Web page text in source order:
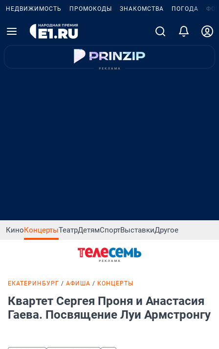
НЕДВИЖИМОСТЬ ПРОМОКОДЫ ЗНАКОМСТВА ПОГОДА
КиноКонцертыТеатрДетямСпортВыставкиДругое
ЕКАТЕРИНБУРГ АФИША КОНЦЕРТЫ
Квартет Сергея Проня и Анастасия
Гаева. Посвящение Луи Армстронгу